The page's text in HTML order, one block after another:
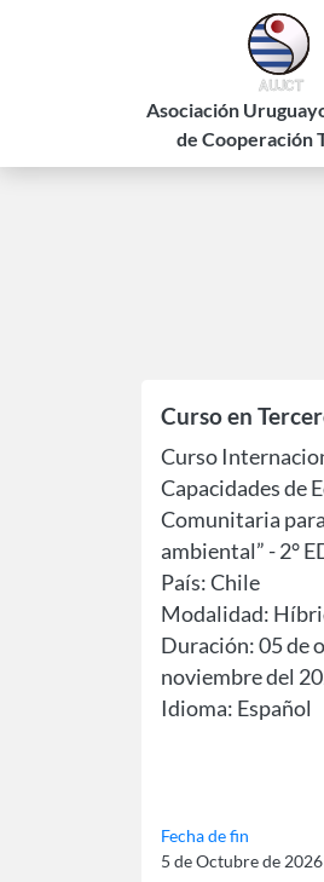
Asociación
de Cooperación
Curso en
Curso
Capacidades de
Comunitaria
ambiental” - 2°
País: Chile
Modalidad:
Duración: 05 de
noviembre del
Idioma: Español
Fecha de fin
5 de Octubre de 2026